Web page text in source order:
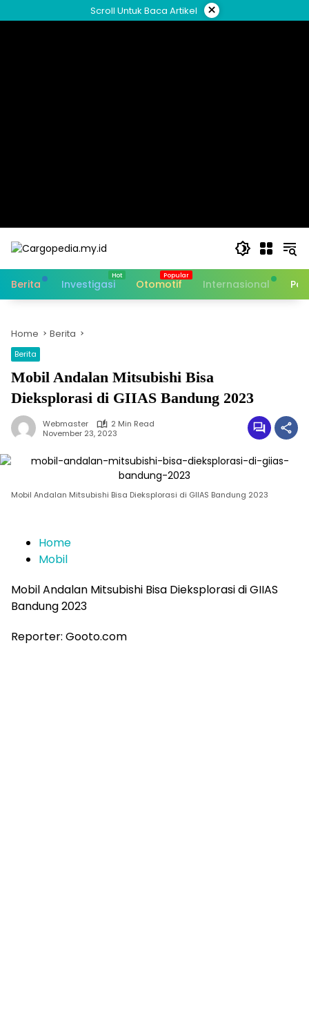
to
Scroll Untuk Baca Artikel ×
Berita Investigasi Otomotif Internasional
Home Berita
Berita
Mobil Andalan Mitsubishi Bisa
Dieksplorasi di GIIAS Bandung 2023
Webmaster
2 Min Read
November 23, 2023
Mobil Andalan Mitsubishi Bisa Dieksplorasi di GIIAS Bandung 2023
Home
Mobil
Mobil Andalan Mitsubishi Bisa Dieksplorasi di GIIAS
Bandung 2023
Reporter: Gooto.com